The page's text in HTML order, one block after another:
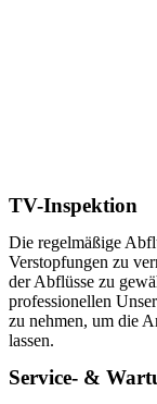
TV-Inspektion
Die regelmäßige
Verstopfungen zu
der Abflüsse zu
professionellen
zu nehmen, um die
lassen.
Service- &